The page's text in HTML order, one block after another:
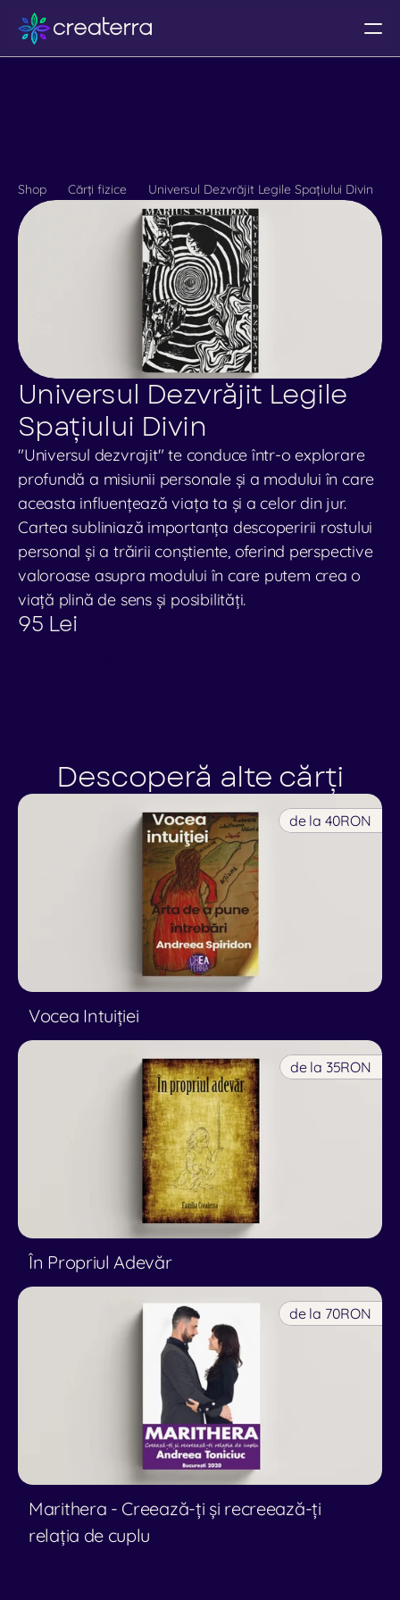
Partnership
Coworking
Contact
Shop
Spiritonomics
Spiritonomics
Shop Cărți fizice Universul Dezvrăjit Legile Spațiului Divin
Universul Dezvrăjit Legile
Spațiului Divin
"Universul dezvrajit" te conduce într-o explorare
profundă a misiunii personale și a modului în care
aceasta influențează viața ta și a celor din jur.
Cartea subliniază importanța descoperirii rostului
personal și a trăirii conștiente, oferind perspective
valoroase asupra modului în care putem crea o
viață plină de sens și posibilități.
95 Lei
Descoperă alte cărți
de la 40RON
Vocea Intuiției
de la 35RON
În Propriul Adevăr
de la 70RON
Marithera - Creează-ți și recreează-ți
relația de cuplu